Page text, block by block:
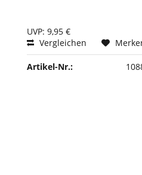
UVP: 9,95 €
Vergleichen
Artikel-Nr.: